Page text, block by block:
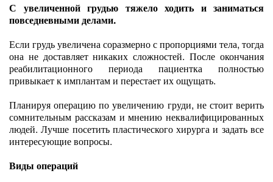
С увеличенной грудью тяжело ходить и заниматься
повседневными делами.
Если грудь увеличена соразмерно с пропорциями тела, тогда
она не доставляет никаких сложностей. После окончания
реабилитационного периода пациентка полностью
привыкает к имплантам и перестает их ощущать.
Планируя операцию по увеличению груди, не стоит верить
сомнительным рассказам и мнению неквалифицированных
людей. Лучше посетить пластического хирурга и задать все
интересующие вопросы.
Виды операций